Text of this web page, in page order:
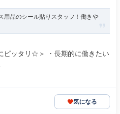
用品のシール貼りスタッフ！働きや
ピッタリ☆＞ ・長期的に働きたい
気になる